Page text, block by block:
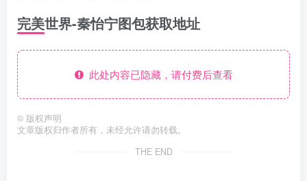
完美世界-秦怡宁图包获取地址
此处内容已隐藏，请付费后查看
© 版权声明
文章版权归作者所有，未经允许请勿转载。
THE END